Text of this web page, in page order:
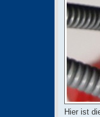
Hier ist